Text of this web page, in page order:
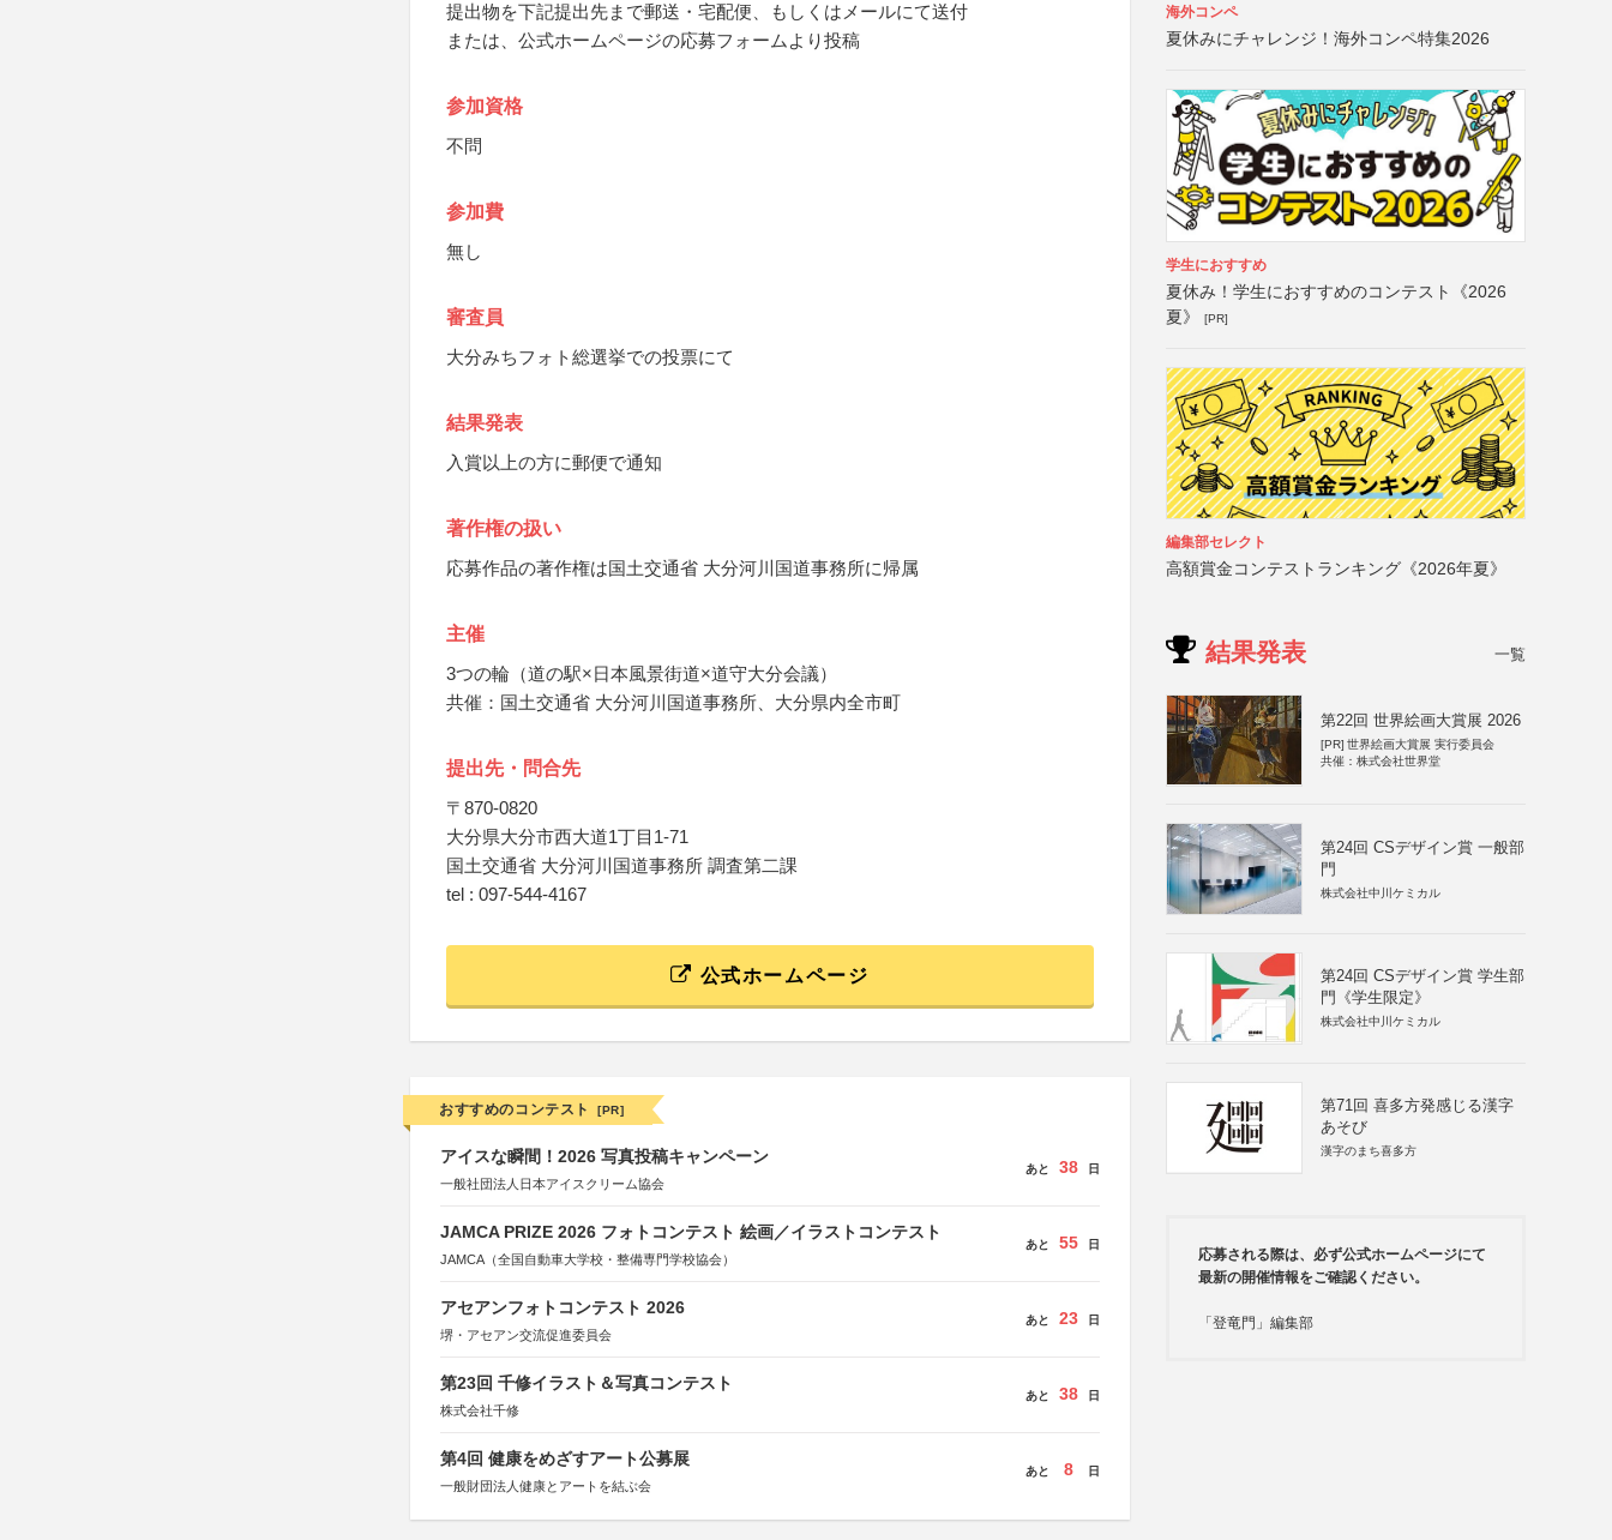
提出物を下記提出先まで郵送・宅配便、もしくはメールにて送付
または、公式ホームページの応募フォームより投稿
参加資格
不問
参加費
無し
審査員
大分みちフォト総選挙での投票にて
結果発表
入賞以上の方に郵便で通知
著作権の扱い
応募作品の著作権は国土交通省 大分河川国道事務所に帰属
主催
3つの輪（道の駅×日本風景街道×道守大分会議）
共催：国土交通省 大分河川国道事務所、大分県内全市町
提出先・問合先
〒870-0820
大分県大分市西大道1丁目1-71
国土交通省 大分河川国道事務所 調査第二課
tel : 097-544-4167
公式ホームページ
おすすめのコンテスト [PR]
アイスな瞬間！2026 写真投稿キャンペーン
一般社団法人日本アイスクリーム協会
あと 38 日
JAMCA PRIZE 2026 フォトコンテスト 絵画／イラストコンテスト
JAMCA（全国自動車大学校・整備専門学校協会）
あと 55 日
アセアンフォトコンテスト 2026
堺・アセアン交流促進委員会
あと 23 日
第23回 千修イラスト＆写真コンテスト
株式会社千修
あと 38 日
第4回 健康をめざすアート公募展
一般財団法人健康とアートを結ぶ会
あと 8 日
海外コンペ
夏休みにチャレンジ！海外コンペ特集2026
学生におすすめ
夏休み！学生におすすめのコンテスト《2026
夏》
[PR]
編集部セレクト
高額賞金コンテストランキング《2026年夏》
結果発表 一覧
第22回 世界絵画大賞展 2026
[PR] 世界絵画大賞展 実行委員会
共催：株式会社世界堂
第24回 CSデザイン賞 一般部
門
株式会社中川ケミカル
第24回 CSデザイン賞 学生部
門《学生限定》
株式会社中川ケミカル
第71回 喜多方発感じる漢字
あそび
漢字のまち喜多方
応募される際は、必ず公式ホームページにて
最新の開催情報をご確認ください。
「登竜門」編集部